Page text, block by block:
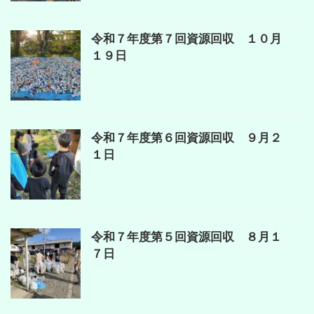
令和７年度第７回資源回収 １０月
１９日
令和７年度第６回資源回収 ９月２
１日
令和７年度第５回資源回収 ８月１
７日